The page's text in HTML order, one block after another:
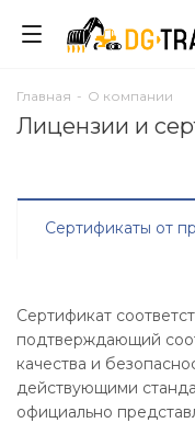
Главная - О компании
Лицензии и
Сертификаты от
Сертификат
подтверждающий
качества и
действующими
официально